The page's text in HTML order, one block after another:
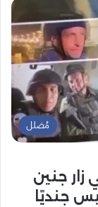
مُضلل
جنين
جنديًا